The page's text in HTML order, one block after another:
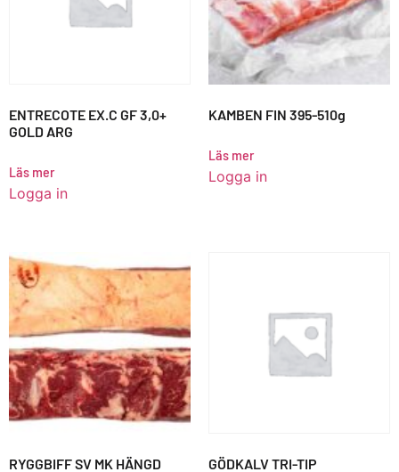
ENTRECOTE EX.C GF 3,0+
GOLD ARG
Läs mer
Logga in
KAMBEN FIN 395-510g
Läs mer
Logga in
RYGGBIFF SV MK HÄNGD GÖDKALV TRI-TIP